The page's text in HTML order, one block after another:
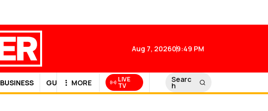
Aug 7, 202609:49 PM
BUSINESS GULF NEWS
MORE LIVE
TV
Searc
h